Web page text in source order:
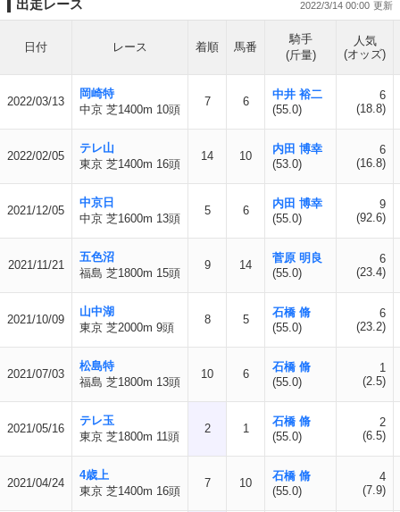
出走レース 2022/3/14 00:00
日付 レース 着順 馬番
騎手
(斤量)
人気
(オッズ)
2022/03/13
岡崎特
中京 芝1400m 10頭
7 6
中井 裕二
(55.0)
6
(18.8)
2022/02/05
テレ山
東京 芝1400m 16頭
14 10
内田 博幸
(53.0)
6
(16.8)
2021/12/05
中京日
中京 芝1600m 13頭
5 6
内田 博幸
(55.0)
9
(92.6)
2021/11/21
五色沼
福島 芝1800m 15頭
9 14
菅原 明良
(55.0)
6
(23.4)
2021/10/09
山中湖
東京 芝2000m 9頭
8 5
石橋 脩
(55.0)
6
(23.2)
2021/07/03
松島特
福島 芝1800m 13頭
10 6
石橋 脩
(55.0)
1
(2.5)
2021/05/16
テレ玉
東京 芝1800m 11頭
2 1
石橋 脩
(55.0)
2
(6.5)
2021/04/24
4歳上
東京 芝1400m 16頭
7 10
石橋 脩
(55.0)
4
(7.9)